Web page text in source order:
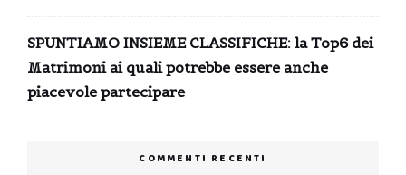
SPUNTIAMO INSIEME CLASSIFICHE: la Top6 dei
Matrimoni ai quali potrebbe essere anche
piacevole partecipare
COMMENTI RECENTI